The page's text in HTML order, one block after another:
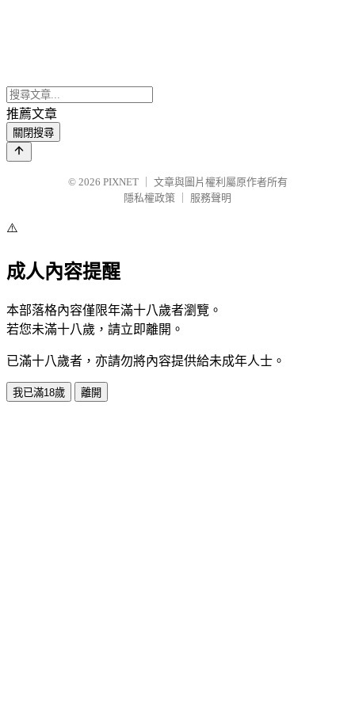
推薦文章
關閉搜尋
© 2026 PIXNET
文章與圖片權利屬原作者所有
隱私權政策
服務聲明
⚠️
成人內容提醒
本部落格內容僅限年滿十八歲者瀏覽。
若您未滿十八歲，請立即離開。
已滿十八歲者，亦請勿將內容提供給未成年人士。
我已滿18歲 離開